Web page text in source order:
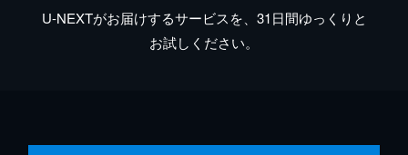
U-NEXTがお届けするサービスを、31日間ゆっくりと
お試しください。